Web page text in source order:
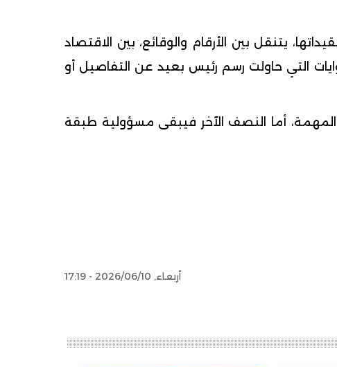
يتنقل بين الأرقام والوقائع، بين الاقتصاد
التي حاولت رسم رئيس بعيد عن التفاصيل أو
أما النصف الآخر فيبقى مسؤولية طبقة
أربعاء, 2026/06/10 - 17:19